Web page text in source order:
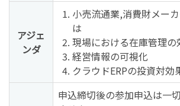
アジェ
ンダ
小売流通業,消費財メー
は
現場における在庫管理の
経営情報の可視化
クラウドERPの投資対効
申込締切後の参加申込は一